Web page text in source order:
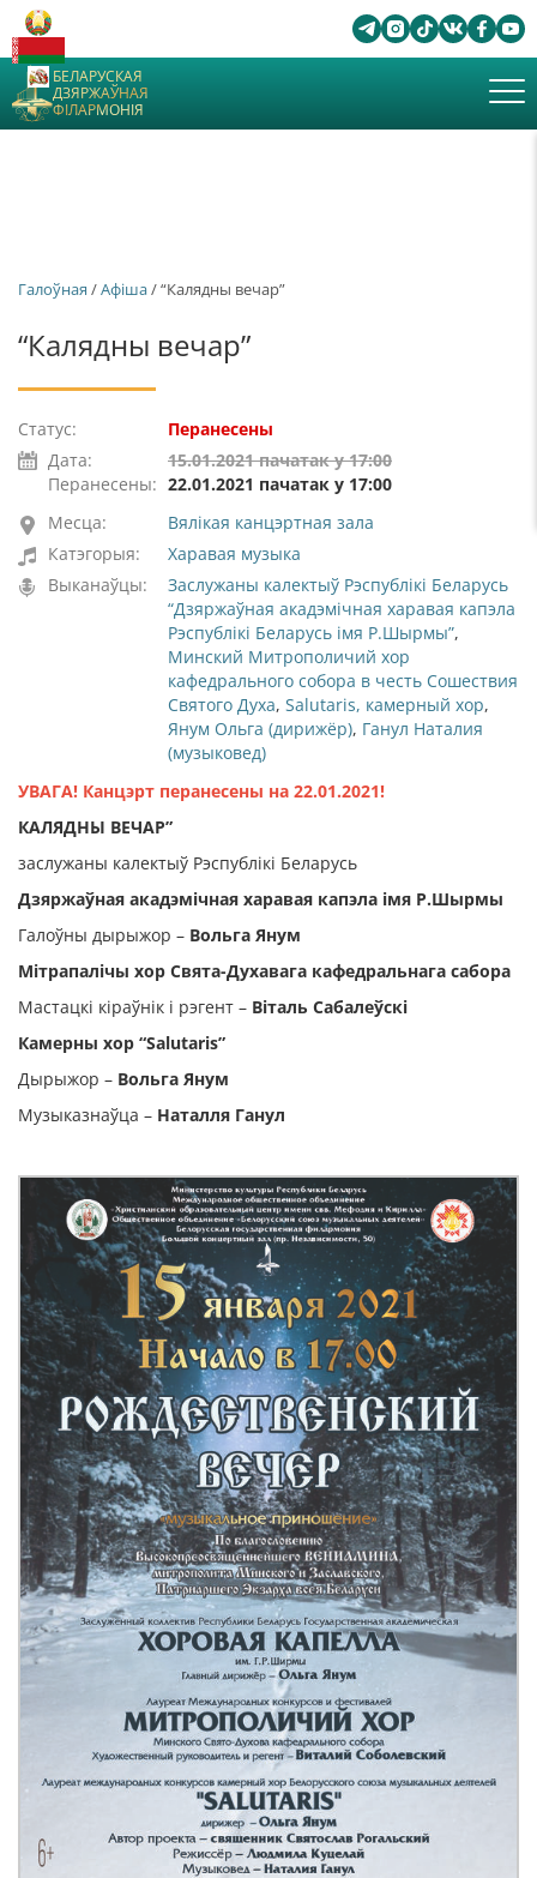
БЕЛАРУСКАЯ
ДЗЯРЖАЎНАЯ
ФІЛАРМОНІЯ
Галоўная /Афiша/ “Калядны вечар”
“Калядны вечар”
Статус:
Перанесены
Дата:
15.01.2021 пачатак у 17:00
Перанесены: 22.01.2021 пачатак у 17:00
Месца:
Вялікая канцэртная зала
Катэгорыя:
Харавая музыка
Выканаўцы:
Заслужаны калектыў Рэспублікі Беларусь
“Дзяржаўная акадэмічная харавая капэла
Рэспублікі Беларусь імя Р.Шырмы”,
Минский Митрополичий хор
кафедрального собора в честь Сошествия
Святого Духа, Salutaris, камерный хор,
Янум Ольга (дирижёр), Ганул Наталия
(музыковед)
УВАГА! Канцэрт перанесены на 22.01.2021!
КАЛЯДНЫ ВЕЧАР”
заслужаны калектыў Рэспублікі Беларусь
Дзяржаўная акадэмічная харавая капэла імя Р.Шырмы
Галоўны дырыжор – Вольга Янум
Мітрапалічы хор Свята-Духавага кафедральнага сабора
Мастацкі кіраўнік і рэгент – Віталь Сабалеўскі
Камерны хор “Salutaris”
Дырыжор – Вольга Янум
Музыказнаўца – Наталля Ганул